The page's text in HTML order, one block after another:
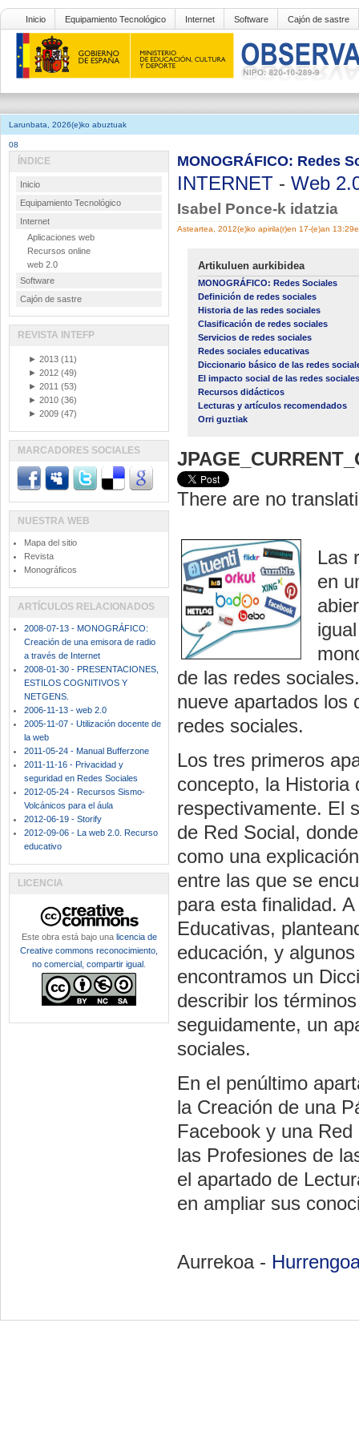
Inicio Equipamiento Tecnológico Internet Software Cajón de sastre
Larunbata, 2026(e)ko abuztuak
08
MONOGRÁFICO: Redes
INTERNET - Web
Isabel Ponce-k idatzia
Asteartea, 2012(e)ko apirila(r)en 17-(e)an
Artikuluen aurkibidea
MONOGRÁFICO: Redes Sociales
Definición de redes sociales
Historia de las redes sociales
Clasificación de redes sociales
Servicios de redes sociales
Redes sociales educativas
Diccionario básico de las redes
El impacto social de las redes sociales
Recursos didácticos
Lecturas y artículos recomendados
Orri guztiak
There are no
Las
en
de las redes
nueve apartados los
redes sociales.
Los tres primeros
concepto, la Historia
respectivamente. El
de Red Social,
como una
entre las que se
para esta finalidad.
Educativas,
educación, y
encontramos un
describir los
seguidamente, un
sociales.
En el penúltimo
la Creación de una
Facebook y una
las Profesiones de
el apartado de
en ampliar sus
Aurrekoa -
ÍNDICE
Inicio
Equipamiento Tecnológico
Internet
Aplicaciones web
Recursos online
web 2.0
Software
Cajón de sastre
REVISTA INTEFP
► 2013 (11)
► 2012 (49)
► 2011 (53)
► 2010 (36)
► 2009 (47)
MARCADORES SOCIALES
NUESTRA WEB
Mapa del sitio
Revista
Monográficos
ARTÍCULOS RELACIONADOS
2008-07-13 - MONOGRÁFICO:
Creación de una emisora de radio
a través de Internet
2008-01-30 - PRESENTACIONES,
ESTILOS COGNITIVOS Y
NETGENS.
2006-11-13 - web 2.0
2005-11-07 - Utilización docente de
la web
2011-05-24 - Manual Bufferzone
2011-11-16 - Privacidad y
seguridad en Redes Sociales
2012-05-24 - Recursos Sismo-
Volcánicos para el áula
2012-06-19 - Storify
2012-09-06 - La web 2.0. Recurso
educativo
LICENCIA
Este obra está bajo una licencia de
Creative commons reconocimiento,
no comercial, compartir igual